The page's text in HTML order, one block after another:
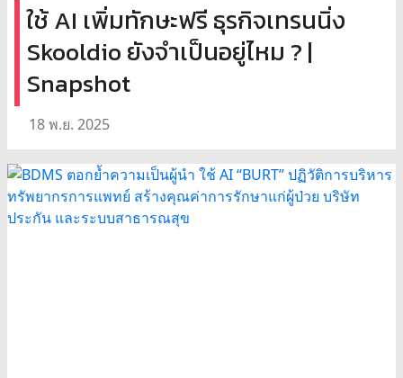
ใช้ AI เพิ่มทักษะฟรี ธุรกิจเทรนนิ่ง
Skooldio ยังจำเป็นอยู่ไหม ? |
Snapshot
18 พ.ย. 2025